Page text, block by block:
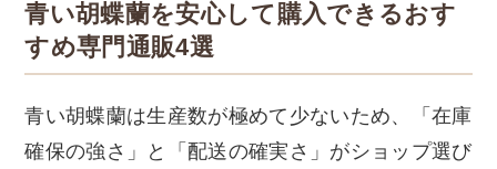
青い胡蝶蘭を安心して購入できるおす
すめ専門通販4選
青い胡蝶蘭は生産数が極めて少ないため、「在庫
確保の強さ」と「配送の確実さ」がショップ選び